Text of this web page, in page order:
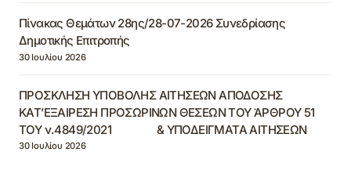
Πίνακας Θεμάτων 28ης/28-07-2026 Συνεδρίασης
Δημοτικής Επιτροπής
30 Ιουλίου 2026
ΠΡΟΣΚΛΗΣΗ ΥΠΟΒΟΛΗΣ ΑΙΤΗΣΕΩΝ ΑΠΟΔΟΣΗΣ
ΚΑΤ’ΕΞΑΙΡΕΣΗ ΠΡΟΣΩΡΙΝΩΝ ΘΕΣΕΩΝ ΤΟΥ ΆΡΘΡΟΥ 51
ΤΟΥ ν.4849/2021 & ΥΠΟΔΕΙΓΜΑΤΑ ΑΙΤΗΣΕΩΝ
30 Ιουλίου 2026